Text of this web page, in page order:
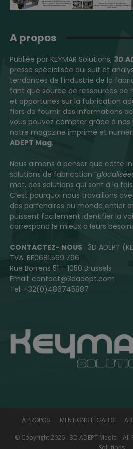
A propos
Publiée par KEYMAR Solutions, 3D
presse spécialisée qui suit et
tendances de l’industrie de la
tant que source de ressources de
et opportunes sur la fabrication
fiers de fournir des informations
vous pouvez compter grâce à nos
notre magazine imprimé et
ADEPT Mag.
Nous aimons à penser que cette
solutions de fabrication “
mot, des solutions qui sont à la
C’est pourquoi nous travaillons
des partenaires du monde entier
puissent facilement identifier la
correspond le mieux à leurs
CONTACTEZ- NOUS : 3D ADEPT
TVA: BE0681.599.796
Rue Borrens 51 – 1050 Brussels
Email: contact@3dadept.com
Tel: +32(0)486745887
À PROPOS MENTIONS LÉGALES
© Copyright 2026 - 3D ADEPT Media – All
Solutions